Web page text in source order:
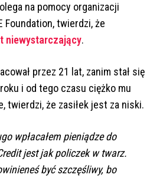
na pomocy organizacji
Foundation, twierdzi, że
niewystarczający.
przez 21 lat, zanim stał się
i od tego czasu ciężko mu
twierdzi, że zasiłek jest za niski.
wpłacałem pieniądze do
jest jak policzek w twarz.
być szczęśliwy, bo